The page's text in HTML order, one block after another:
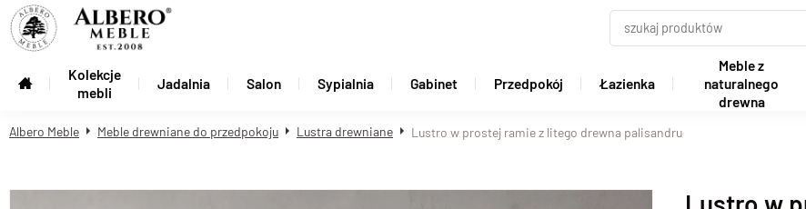
Kolekcje
mebli
Jadalnia Salon Sypialnia Gabinet Przedpokój Łazienka
Meble z
naturalnego
drewna
Albero Meble Meble drewniane do przedpokoju Lustra drewniane Lustro w prostej ramie z litego drewna palisandru